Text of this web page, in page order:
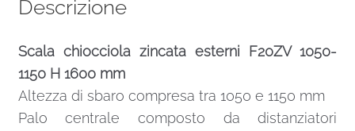
Descrizione
Scala chiocciola zincata esterni F20ZV 1050-
1150 H 1600 mm
Altezza di sbaro compresa tra 1050 e 1150 mm
Palo centrale composto da distanziatori